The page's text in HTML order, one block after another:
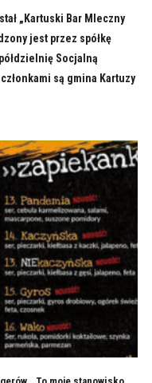
„Kartuski Bar Mleczny
jest przez spółkę
Socjalną
są gmina Kartuzy
„To moje stanowisko